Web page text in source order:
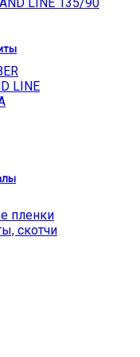
LINE
пленки
скотчи